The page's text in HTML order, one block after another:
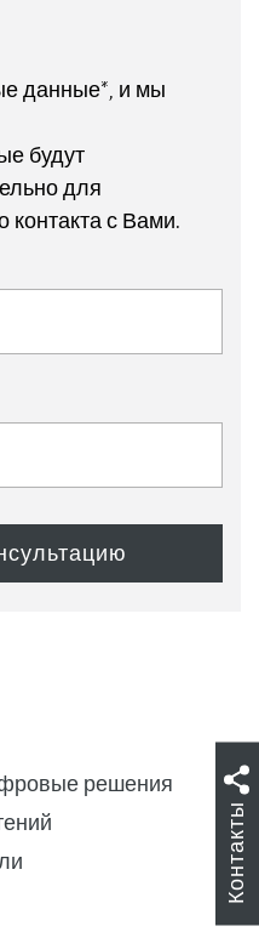
данные*, и мы
будут
для
контакта с Вами.
решения
Контакты